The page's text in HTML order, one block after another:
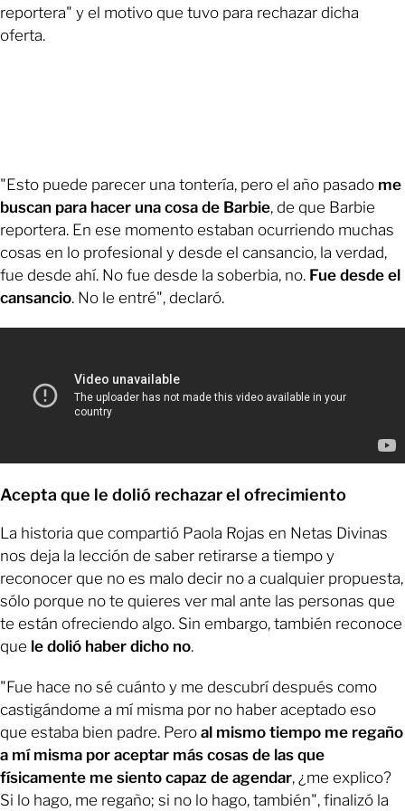
reportera" y el motivo que tuvo para rechazar dicha
oferta.
"Esto puede parecer una tontería, pero el año pasado me
buscan para hacer una cosa de Barbie, de que Barbie
reportera. En ese momento estaban ocurriendo muchas
cosas en lo profesional y desde el cansancio, la verdad,
fue desde ahí. No fue desde la soberbia, no. Fue desde el
cansancio. No le entré", declaró.
Acepta que le dolió rechazar el ofrecimiento
La historia que compartió Paola Rojas en Netas Divinas
nos deja la lección de saber retirarse a tiempo y
reconocer que no es malo decir no a cualquier propuesta,
sólo porque no te quieres ver mal ante las personas que
te están ofreciendo algo. Sin embargo, también reconoce
que le dolió haber dicho no.
"Fue hace no sé cuánto y me descubrí después como
castigándome a mí misma por no haber aceptado eso
que estaba bien padre. Pero al mismo tiempo me regaño
a mí misma por aceptar más cosas de las que
físicamente me siento capaz de agendar, ¿me explico?
Si lo hago, me regaño; si no lo hago, también", finalizó la